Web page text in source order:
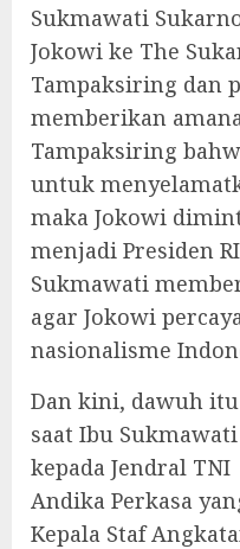
Sukmawati
Jokowi ke The
Tampaksiring dan
memberikan
Tampaksiring
untuk
maka Jokowi
menjadi Presiden
Sukmawati
agar Jokowi
nasionalisme
Dan kini, dawuh
saat Ibu
kepada Jendral TNI
Andika Perkasa
Kepala Staf